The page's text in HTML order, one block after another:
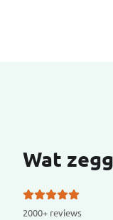
Wat
2000+ reviews